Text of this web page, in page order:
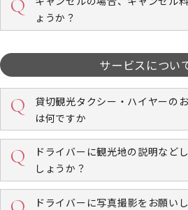
ょうか？
サービスについ
貸切観光タクシー・ハイヤーの
は何ですか
ドライバーに観光地の説明など
しょうか？
ドライバーに写真撮影をお願い